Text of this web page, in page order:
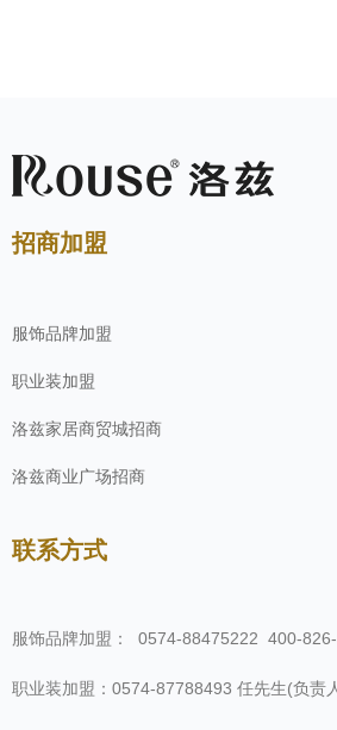
招商加盟
服饰品牌加盟
职业装加盟
洛兹家居商贸城招商
洛兹商业广场招商
联系方式
服饰品牌加盟： 0574-88475222 400-
职业装加盟：0574-87788493 任先生(负责